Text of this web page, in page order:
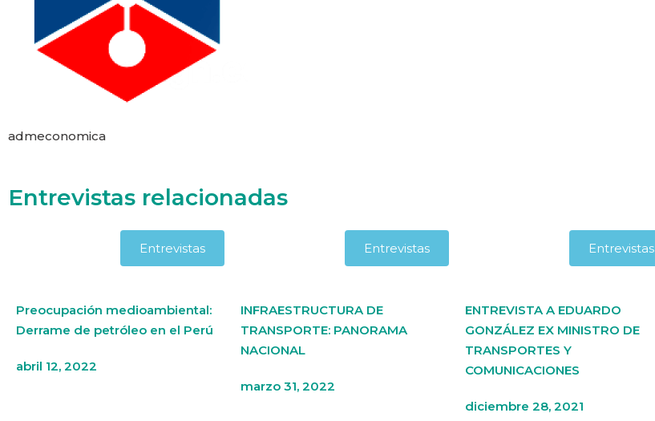
admeconomica
Entrevistas relacionadas
Entrevistas
Preocupación medioambiental:
Derrame de petróleo en el Perú
abril 12, 2022
Entrevistas
INFRAESTRUCTURA DE
TRANSPORTE: PANORAMA
NACIONAL
marzo 31, 2022
Entrevistas
ENTREVISTA A EDUARDO
GONZÁLEZ EX MINISTRO DE
TRANSPORTES Y
COMUNICACIONES
diciembre 28, 2021